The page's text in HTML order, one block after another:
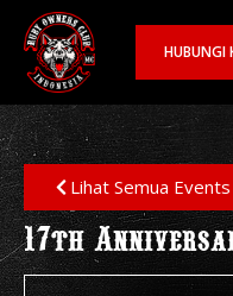
HUBUNGI
Lihat Semua Events
17th